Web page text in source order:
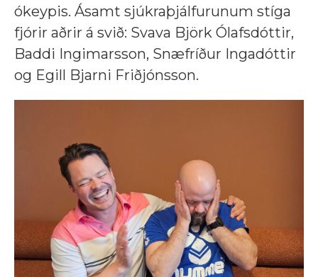
ókeypis. Ásamt sjúkraþjálfurunum stíga
fjórir aðrir á svið: Svava Björk Ólafsdóttir,
Baddi Ingimarsson, Snæfríður Ingadóttir
og Egill Bjarni Friðjónsson.